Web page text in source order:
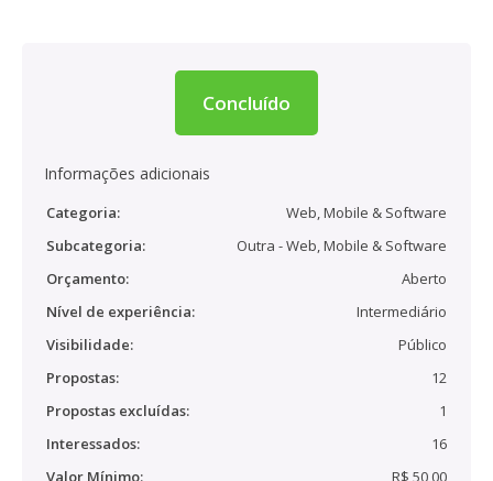
Concluído
Informações adicionais
Categoria:
Web, Mobile & Software
Subcategoria:
Outra - Web, Mobile & Software
Orçamento:
Aberto
Nível de experiência:
Intermediário
Visibilidade:
Público
Propostas:
12
Propostas excluídas:
1
Interessados:
16
Valor Mínimo:
R$ 50,00